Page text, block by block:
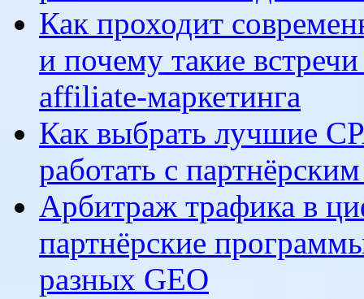
Как проходит
и почему такие
affiliate-маркетинга
Как выбрать лучшие
работать с
Арбитраж трафика в
партнёрские
разных GEO